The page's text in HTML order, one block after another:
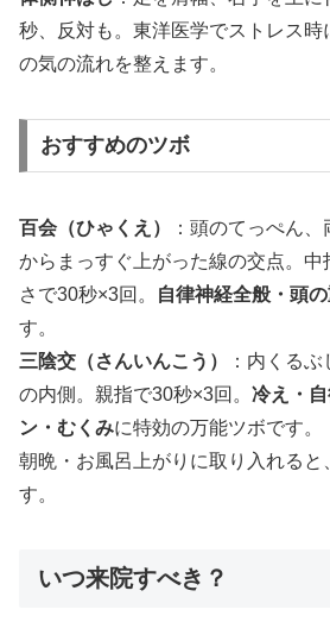
秒、反対も。東洋医学でストレス時
の気の流れを整えます。
おすすめのツボ
百会（ひゃくえ）
：頭のてっぺん
からまっすぐ上がった線の交点。中
さで30秒×3回。
自律神経全般・頭
す。
三陰交（さんいんこう）
：内くる
の内側。親指で30秒×3回。 冷え・
ン・むくみに特効の万能ツボです。
朝晩・お風呂上がりに取り入れると
す。
いつ来院すべき？